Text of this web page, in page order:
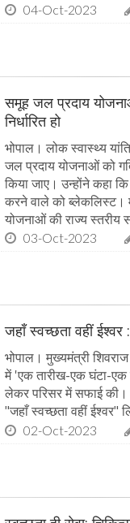
04-Oct-2023
समूह जल प्रदाय
निर्धारित हो
भोपाल। लोक स्वास्थ्य
जल प्रदाय योजनाओं को
किया जाए। उन्होंने कहा
करने वाले को ब्लेकलिस्ट।
योजनाओं की राज्य स्तरीय
03-Oct-2023
जहाँ स्वच्छता वहीं ईश्वर
भोपाल। मुख्यमंत्री
में 'एक तारीख-एक घंटा-एक
लेकर परिसर में सफाई की।
"जहाँ स्वच्छता वहीं ईश्वर"
02-Oct-2023